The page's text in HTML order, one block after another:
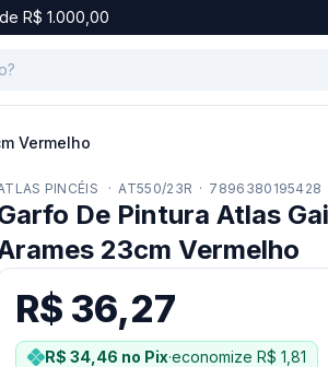
R$ 1.000,00
Vermelho
PINCÉIS · AT550/23R · 7896380195428
De Pintura Atlas
23cm Vermelho
R$ 36,27
R$ 34,46 no Pix·economize R$ 1,81